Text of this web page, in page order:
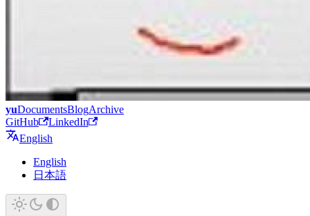
yuDocumentsBlogArchive
GitHub
LinkedIn
English
English
日本語